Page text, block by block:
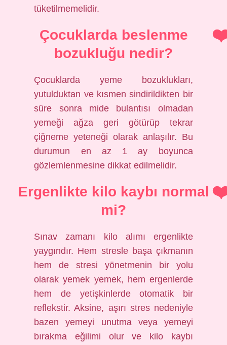
tüketilmemelidir.
Çocuklarda beslenme
bozukluğu nedir?
Çocuklarda yeme bozuklukları,
yutulduktan ve kısmen sindirildikten bir
süre sonra mide bulantısı olmadan
yemeği ağza geri götürüp tekrar
çiğneme yeteneği olarak anlaşılır. Bu
durumun en az 1 ay boyunca
gözlemlenmesine dikkat edilmelidir.
Ergenlikte kilo kaybı normal
mi?
Sınav zamanı kilo alımı ergenlikte
yaygındır. Hem stresle başa çıkmanın
hem de stresi yönetmenin bir yolu
olarak yemek yemek, hem ergenlerde
hem de yetişkinlerde otomatik bir
reflekstir. Aksine, aşırı stres nedeniyle
bazen yemeyi unutma veya yemeyi
bırakma eğilimi olur ve kilo kaybı